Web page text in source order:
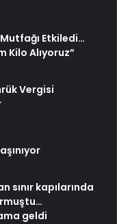
Etkiledi…
Kilo Alıyoruz”
Vergisi
sınır kapılarında
geldi